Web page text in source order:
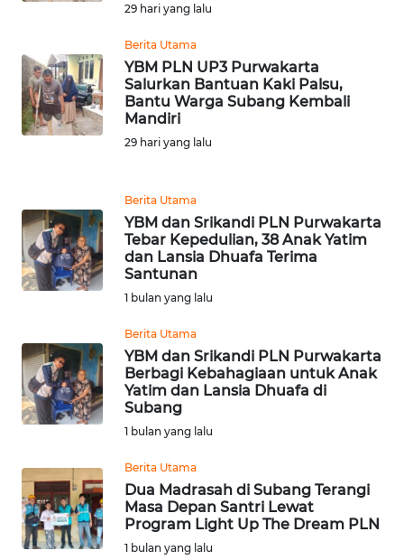
29 hari yang lalu
Berita Utama
YBM PLN UP3 Purwakarta
Salurkan Bantuan Kaki Palsu,
Bantu Warga Subang Kembali
Mandiri
29 hari yang lalu
Berita Utama
YBM dan Srikandi PLN Purwakarta
Tebar Kepedulian, 38 Anak Yatim
dan Lansia Dhuafa Terima
Santunan
1 bulan yang lalu
Berita Utama
YBM dan Srikandi PLN Purwakarta
Berbagi Kebahagiaan untuk Anak
Yatim dan Lansia Dhuafa di
Subang
1 bulan yang lalu
Berita Utama
Dua Madrasah di Subang Terangi
Masa Depan Santri Lewat
Program Light Up The Dream PLN
1 bulan yang lalu
EDITORIAL
Informasi
KONTAK
KAMI
TENTANG
KAMI
SIBER
REDAKSI